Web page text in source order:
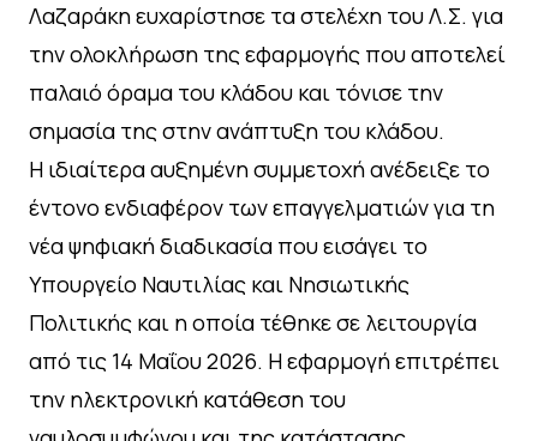
Λαζαράκη ευχαρίστησε τα στελέχη του Λ.Σ. για
την ολοκλήρωση της εφαρμογής που αποτελεί
παλαιό όραμα του κλάδου και τόνισε την
σημασία της στην ανάπτυξη του κλάδου.
Η ιδιαίτερα αυξημένη συμμετοχή ανέδειξε το
έντονο ενδιαφέρον των επαγγελματιών για τη
νέα ψηφιακή διαδικασία που εισάγει το
Υπουργείο Ναυτιλίας και Νησιωτικής
Πολιτικής και η οποία τέθηκε σε λειτουργία
από τις 14 Μαΐου 2026. Η εφαρμογή επιτρέπει
την ηλεκτρονική κατάθεση του